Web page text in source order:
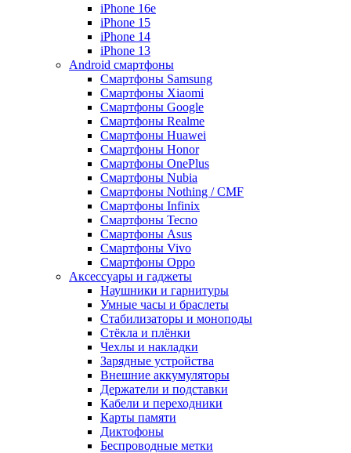
iPhone 16e
iPhone 15
iPhone 14
iPhone 13
Android cмартфоны
Смартфоны Samsung
Смартфоны Xiaomi
Смартфоны Google
Смартфоны Realme
Смартфоны Huawei
Смартфоны Honor
Смартфоны OnePlus
Смартфоны Nubia
Смартфоны Nothing / CMF
Смартфоны Infinix
Смартфоны Tecno
Смартфоны Asus
Смартфоны Vivo
Смартфоны Oppo
Аксессуары и гаджеты
Наушники и гарнитуры
Умные часы и браслеты
Стабилизаторы и моноподы
Стёкла и плёнки
Чехлы и накладки
Зарядные устройства
Внешние аккумуляторы
Держатели и подставки
Кабели и переходники
Карты памяти
Диктофоны
Беспроводные метки